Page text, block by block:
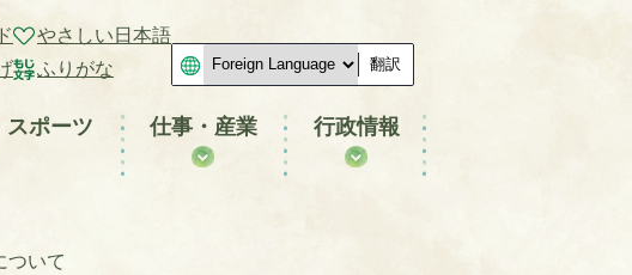
やさしい日本語
ふりがな
翻訳
スポーツ 仕事・産業 行政情報
ついて